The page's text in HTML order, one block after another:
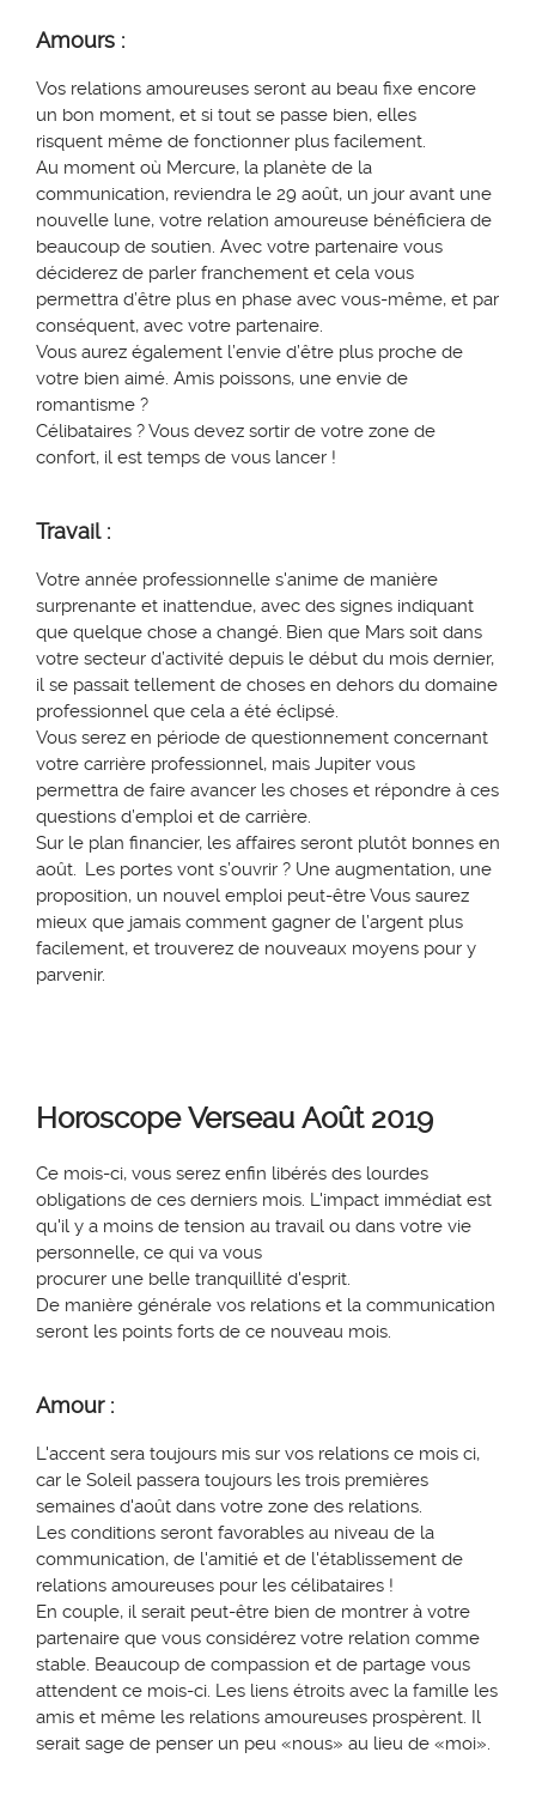
Amours :
Vos relations amoureuses seront au beau fixe encore
un bon moment, et si tout se passe bien, elles
risquent même de fonctionner plus facilement.
Au moment où Mercure, la planète de la
communication, reviendra le 29 août, un jour avant une
nouvelle lune, votre relation amoureuse bénéficiera de
beaucoup de soutien. Avec votre partenaire vous
déciderez de parler franchement et cela vous
permettra d’être plus en phase avec vous-même, et par
conséquent, avec votre partenaire.
Vous aurez également l’envie d’être plus proche de
votre bien aimé. Amis poissons, une envie de
romantisme ?
Célibataires ? Vous devez sortir de votre zone de
confort, il est temps de vous lancer !
Travail:
Votre année professionnelle s'anime de manière
surprenante et inattendue, avec des signes indiquant
que quelque chose a changé. Bien que Mars soit dans
votre secteur d’activité depuis le début du mois dernier,
il se passait tellement de choses en dehors du domaine
professionnel que cela a été éclipsé.
Vous serez en période de questionnement concernant
votre carrière professionnel, mais Jupiter vous
permettra de faire avancer les choses et répondre à ces
questions d’emploi et de carrière.
Sur le plan financier, les affaires seront plutôt bonnes en
août. Les portes vont s’ouvrir ? Une augmentation, une
proposition, un nouvel emploi peut-être Vous saurez
mieux que jamais comment gagner de l’argent plus
facilement, et trouverez de nouveaux moyens pour y
parvenir.
HoroscopeVerseau Août 2019
Ce mois-ci, vous serez enfin libérés des lourdes
obligations de ces derniers mois. L'impact immédiat est
qu'il y a moins de tension au travail ou dans votre vie
personnelle, ce qui va vous
procurer une belle tranquillité d'esprit.
De manière générale vos relations et la communication
seront les points forts de ce nouveau mois.
Amour :
L'accent sera toujours mis sur vos relations ce mois ci,
car le Soleil passera toujours les trois premières
semaines d'août dans votre zone des relations.
Les conditions seront favorables au niveau de la
communication, de l'amitié et de l'établissement de
relations amoureuses pour les célibataires !
En couple, il serait peut-être bien de montrer à votre
partenaire que vous considérez votre relation comme
stable. Beaucoup de compassion et de partage vous
attendent ce mois-ci. Les liens étroits avec la famille les
amis et même les relations amoureuses prospèrent. Il
serait sage de penser un peu «nous» au lieu de «moi».